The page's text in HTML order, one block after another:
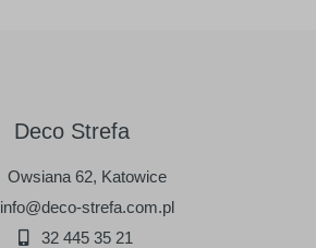
Deco Strefa
Owsiana 62, Katowice
info@deco-strefa.com.pl
32 445 35 21